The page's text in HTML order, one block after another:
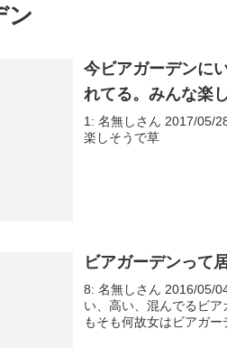
ン
今ビアガーデンに
れてる。みんな楽
1: 名無しさん 2017/05/
楽しそうで草
ビアガーデンって
8: 名無しさん 2016/05/
い、高い、混んでるビ
もそも何故女はビアガ